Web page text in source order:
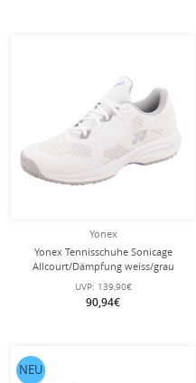
Yonex
Yonex Tennisschuhe Sonicage
Allcourt/Dämpfung weiss/grau
UVP: 139,90€
90,94€
NEU